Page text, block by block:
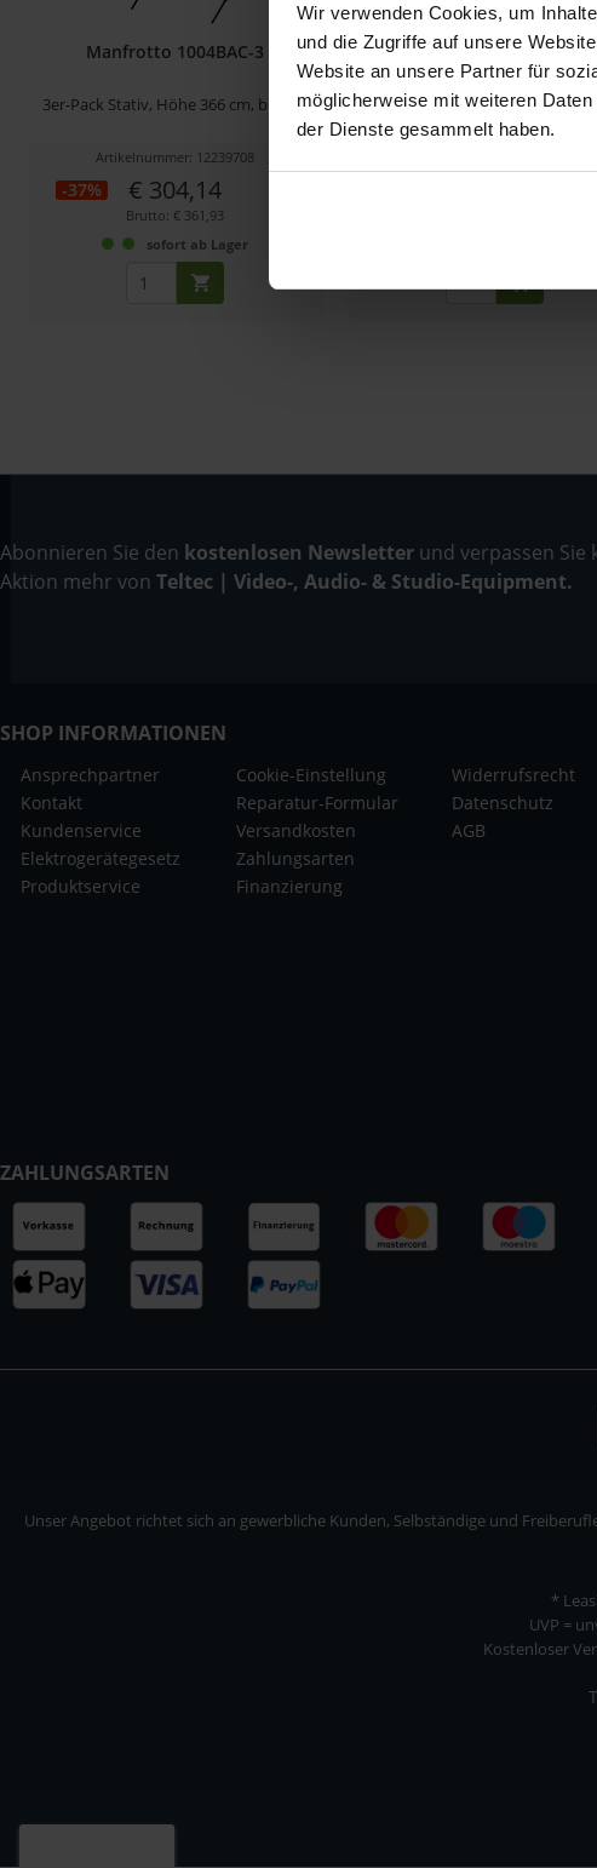
Wir verwenden Cookies, um
und die Zugriffe auf unsere
Website an unsere Partner für
möglicherweise mit weiteren
der Dienste gesammelt haben.
Manfrotto 1004BAC-3
3er-Pack Stativ, Höhe 366 cm, bis 9kg
Artikelnummer: 12239708
-37% € 304,14
Brutto: € 361,93
sofort ab Lager
Manfrotto 1004BAC
Beleuchtungsstativ, Höhe 366
9kg
Abonnieren Sie den kostenlosen Newsletter und verpassen Sie
Aktion mehr von Teltec | Video-, Audio- & Studio-Equipment.
SHOP INFORMATIONEN
Ansprechpartner
Kontakt
Kundenservice
Elektrogerätegesetz
Produktservice
Cookie-Einstellung
Reparatur-Formular
Versandkosten
Zahlungsarten
Finanzierung
Widerrufsrecht
Datenschutz
AGB
ZAHLUNGSARTEN
Unser Angebot richtet sich an gewerbliche Kunden, Selbständige und
*
UVP =
Kostenloser